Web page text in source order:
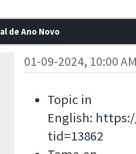
de Ano Novo
01-09-2024, 10:00
Topic in
English:
tid=13862